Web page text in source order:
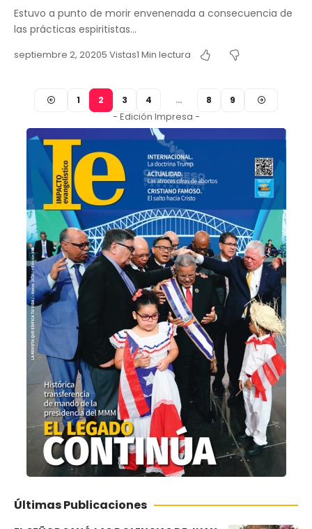
Estuvo a punto de morir envenenada a consecuencia de
las prácticas espiritistas…
septiembre 2, 20205 Vistas1 Min lectura
1 2 3 4 … 8 9
- Edición Impresa -
Últimas Publicaciones